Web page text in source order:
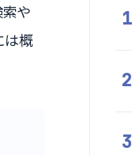
や
は概
1
2
3